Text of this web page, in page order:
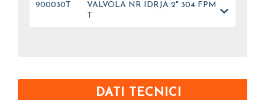
900030T
VALVOLA NR IDRJA 2" 304 FPM
T
DATI TECNICI